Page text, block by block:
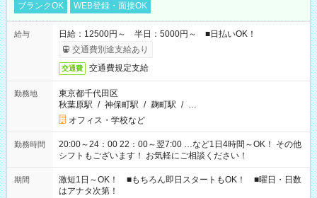
ブランクOK
WEB登録・面接OK
給与
日給：12500円～ 半日：5000円～ ■日払いOK！
交通費別途支給あり
交通費 交通費規定支給
勤務地
東京都千代田区
秋葉原駅 / 神保町駅 / 麹町駅 / …
オフィス・学校など
勤務時間
20:00～24：00 22：00～翌7:00 …など1日4時間～OK！ その他
シフトもございます！ お気軽にご相談ください！
期間
激短1日～OK！ ■もちろん即日スタートもOK！ ■曜日・日数
はアナタ次第！